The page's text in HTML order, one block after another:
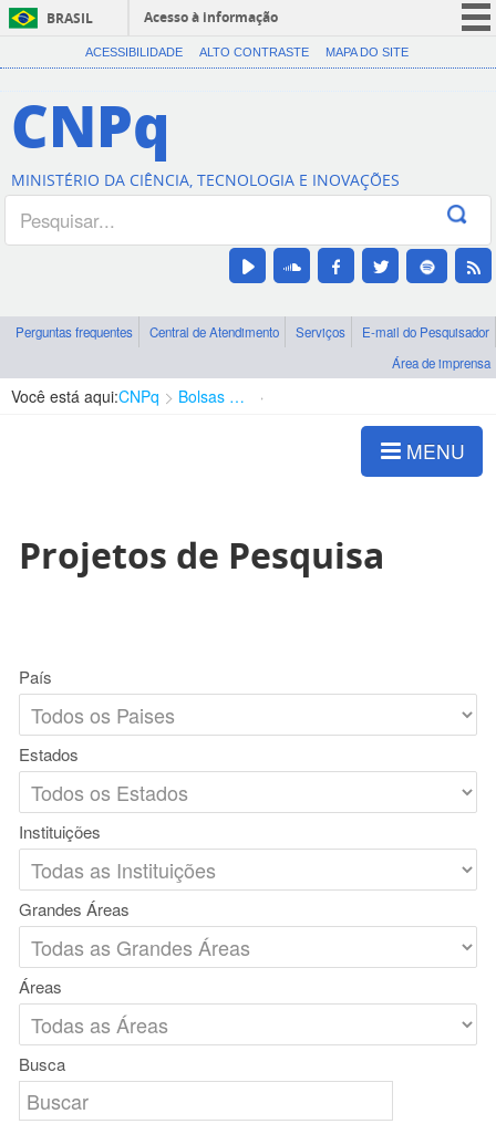
BRASIL
Acesso à informação
CORONAVÍRUS (COVID-19)
Canais
ACESSIBILIDADE ALTO CONTRASTE MAPA DO SITE
CNPq
MINISTÉRIO DA CIÊNCIA, TECNOLOGIA E INOVAÇÕES
Perguntas frequentes Central de Atendimento Serviços
E-mail do Pesquisador
Área de imprensa
Você está aqui:CNPq Bolsas e Auxílios Vigentes
MENU
Projetos de Pesquisa
País
Estados
Instituições
Grandes Áreas
Áreas
Busca